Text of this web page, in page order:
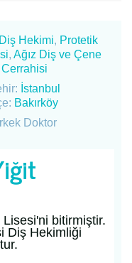
Diş Hekimi, Protetik
,Ağız Diş ve Çene
Cerrahisi
İstanbul
Bakırköy
Doktor
Lisesi'ni bitirmiştir.
Diş Hekimliği